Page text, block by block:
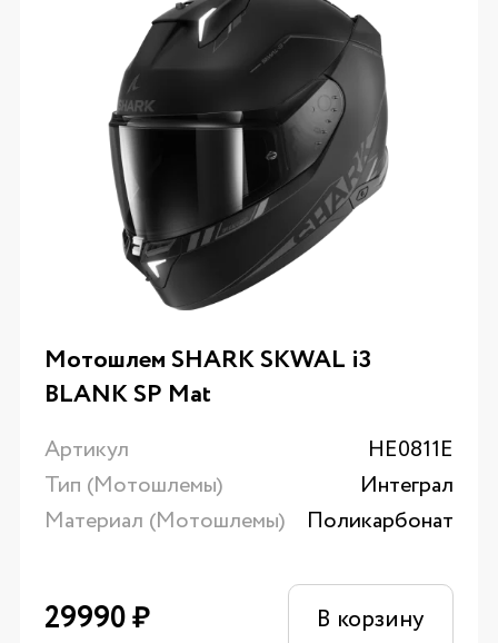
Мотошлем SHARK SKWAL i3
BLANK SP Mat
Артикул
HE0811E
Тип (Мотошлемы)
Интеграл
Материал (Мотошлемы)
Поликарбонат
29990₽ В корзину